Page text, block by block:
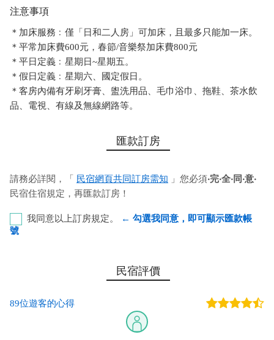
注意事項
＊加床服務﹕僅「日和二人房」可加床，且最多只能加一床。
＊平常加床費600元，春節/音樂祭加床費800元
＊平日定義﹕星期日~星期五。
＊假日定義﹕星期六、國定假日。
＊客房內備有牙刷牙膏、盥洗用品、毛巾浴巾、拖鞋、茶水飲
品、電視、有線及無線網路等。
匯款訂房
請務必詳閱，「 民宿網頁共同訂房需知 」您必須‧完‧全‧同‧意‧
民宿住宿規定，再匯款訂房！
我同意以上訂房規定。
← 勾選我同意，即可顯示匯款帳
號
彰化銀行-恆春分行 代號：009 帳號：8348-51-121017-
您也可以利用這幾個常用的網路ATM匯款： [ 郵局ATM ]、 [彰銀
民宿評價
89位遊客的心得